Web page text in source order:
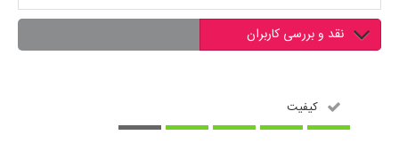
نقد و بررسی کاربران
کیفیت